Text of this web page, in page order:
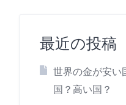
最近の投稿
世界の金が安い
国？高い国？